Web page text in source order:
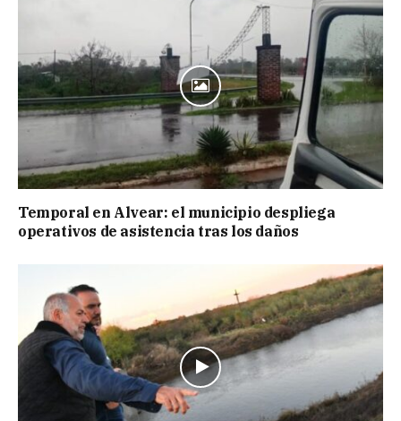
Temporal en Alvear: el municipio despliega
operativos de asistencia tras los daños